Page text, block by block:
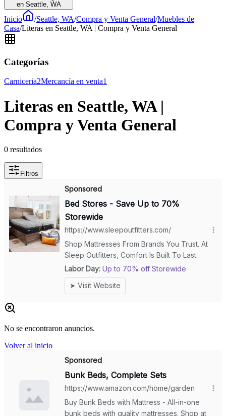
en Seattle, WA
Inicio /Seattle, WA/Compra y Venta General/Muebles de
Casa/Literas en Seattle, WA | Compra y Venta General
Categorías
Carniceria2Mercancía en venta1
Literas en Seattle, WA |
Compra y Venta General
0 resultados
Filtros
No se encontraron anuncios.
Volver al inicio